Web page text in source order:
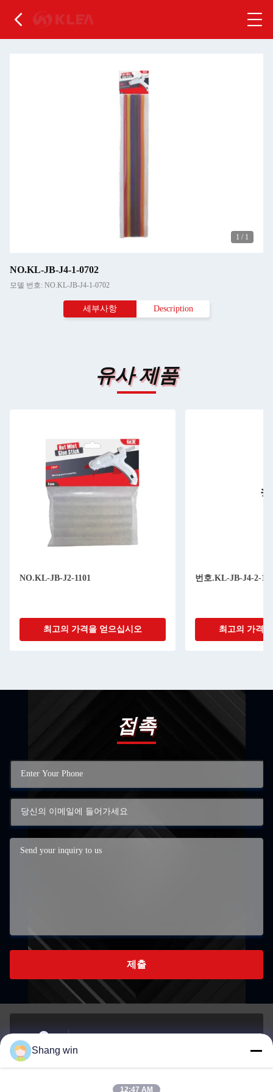
1 / 1
NO.KL-JB-J4-1-0702
모델 번호: NO.KL-JB-J4-1-0702
세부사항 Description
유사 제품
NO.KL-JB-J2-1101
최고의 가격을 얻으십시오
번호.KL-JB-J4-2-
최고의 가격
접촉
제출
주소
Shang win
12:47 AM